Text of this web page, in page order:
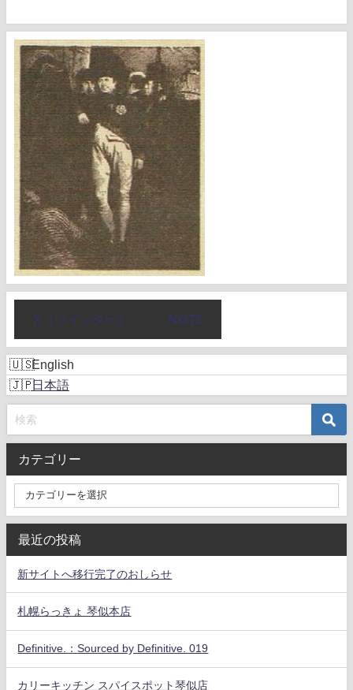
X（ツイッター） NOTE
English
日本語
カテゴリー
最近の投稿
新サイトへ移行完了のおしらせ
札幌らっきょ 琴似本店
Definitive.：Sourced by Definitive. 019
カリーキッチン スパイスポット琴似店